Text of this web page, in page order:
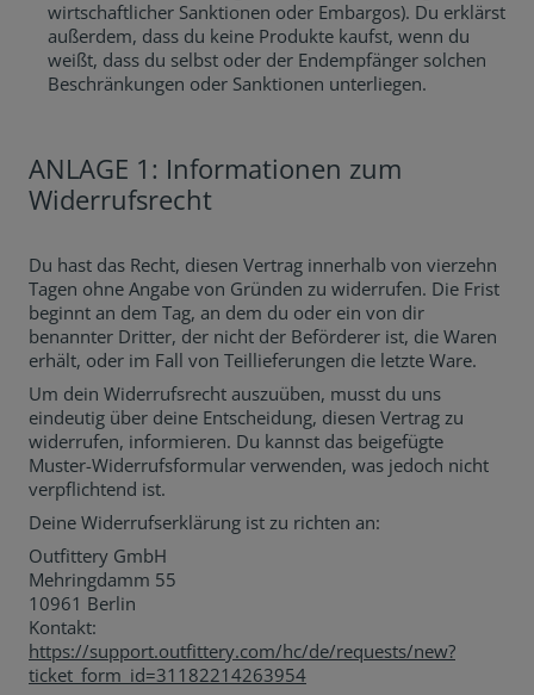
wirtschaftlicher Sanktionen oder Embargos). Du erklärst
außerdem, dass du keine Produkte kaufst, wenn du
weißt, dass du selbst oder der Endempfänger solchen
Beschränkungen oder Sanktionen unterliegen.
ANLAGE 1: Informationen zum
Widerrufsrecht
Du hast das Recht, diesen Vertrag innerhalb von vierzehn
Tagen ohne Angabe von Gründen zu widerrufen. Die Frist
beginnt an dem Tag, an dem du oder ein von dir
benannter Dritter, der nicht der Beförderer ist, die Waren
erhält, oder im Fall von Teillieferungen die letzte Ware.
Um dein Widerrufsrecht auszuüben, musst du uns
eindeutig über deine Entscheidung, diesen Vertrag zu
widerrufen, informieren. Du kannst das beigefügte
Muster-Widerrufsformular verwenden, was jedoch nicht
verpflichtend ist.
Deine Widerrufserklärung ist zu richten an:
Outfittery GmbH
Mehringdamm 55
10961 Berlin
Kontakt:
https://support.outfittery.com/hc/de/requests/new?
ticket_form_id=31182214263954